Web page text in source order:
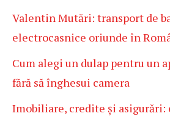
Valentin Mutări: transport de
electrocasnice oriunde în
Cum alegi un dulap pentru un
fără să înghesui camera
Imobiliare, credite și asigurări: